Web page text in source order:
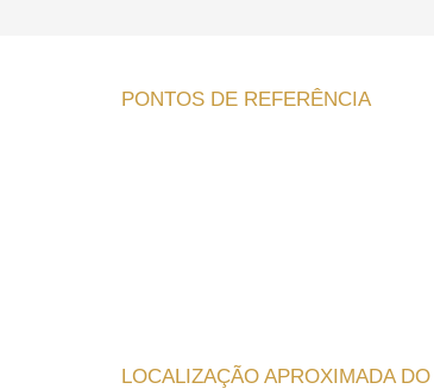
PONTOS DE REFERÊNCIA
LOCALIZAÇÃO APROXIMADA